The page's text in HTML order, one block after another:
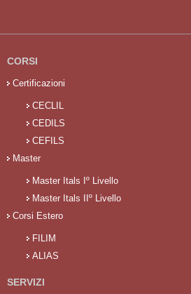
CORSI
Certificazioni
CECLIL
CEDILS
CEFILS
Master
Master Itals Iº Livello
Master Itals IIº Livello
Corsi Estero
FILIM
ALIAS
SERVIZI